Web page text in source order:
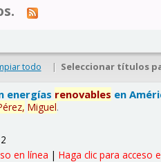
todo | Seleccionar títulos
energías renovables en
Miguel.
en línea |Haga clic para acceso